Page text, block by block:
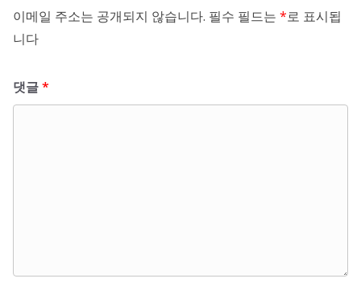
이메일 주소는 공개되지 않습니다. 필수 필드는 *로 표시됩
니다
댓글*